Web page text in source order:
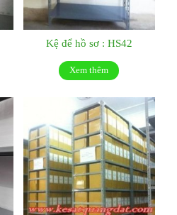
Kệ để hồ sơ : HS42
Xem thêm